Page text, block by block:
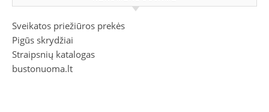
Sveikatos priežiūros prekės
Pigūs skrydžiai
Straipsnių katalogas
bustonuoma.lt